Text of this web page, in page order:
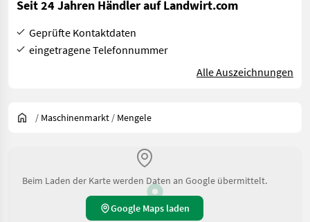
Seit 24 Jahren Händler auf Landwirt.com
Geprüfte Kontaktdaten
eingetragene Telefonnummer
Alle Auszeichnungen
/ Maschinenmarkt / Mengele
Beim Laden der Karte werden Daten an Google übermittelt.
Google Maps laden